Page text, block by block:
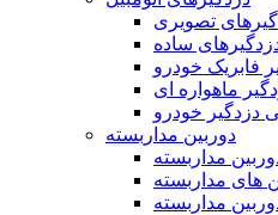
تصویری
ساده
فابریک خودرو
ماهواره ای
دزدگیر خودرو
دوربین مداربسته
مداربسته
های مداربسته
مداربسته